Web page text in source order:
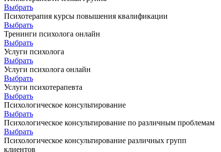
Выбрать
Психотерапия курсы повышения квалификации
Выбрать
Тренинги психолога онлайн
Выбрать
Услуги психолога
Выбрать
Услуги психолога онлайн
Выбрать
Услуги психотерапевта
Выбрать
Психологическое консультирование
Выбрать
Психологическое консультирование по различным проблемам
Выбрать
Психологическое консультирование различных групп
клиентов